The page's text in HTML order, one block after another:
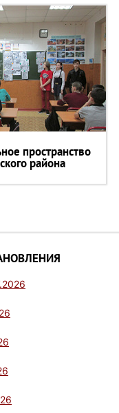
пространство
района